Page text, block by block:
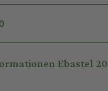
Ebastel